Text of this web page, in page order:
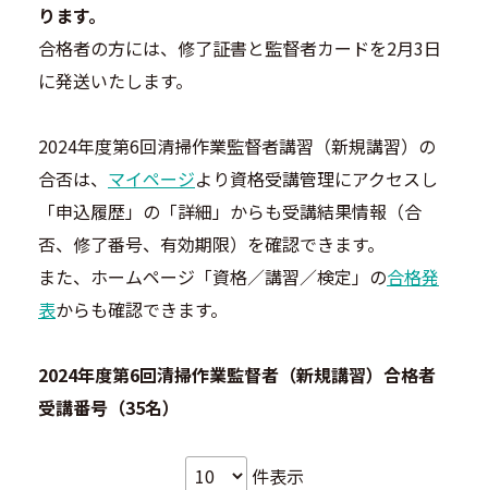
ります。
合格者の方には、修了証書と監督者カードを2月3日
に発送いたします。
2024年度第6回清掃作業監督者講習（新規講習）の
合否は、 マイページより資格受講管理にアクセスし
「申込履歴」の「詳細」からも受講結果情報（合
否、修了番号、有効期限）を確認できます。
また、ホームページ「資格／講習／検定」の合格発
表からも確認できます。
2024年度第6回清掃作業監督者（新規講習）合格者
受講番号（35名）
件表示